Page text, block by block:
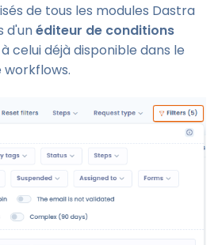
de tous les modules Dastra
d'unéditeur de conditions
celui déjà disponible dans le
workflows.